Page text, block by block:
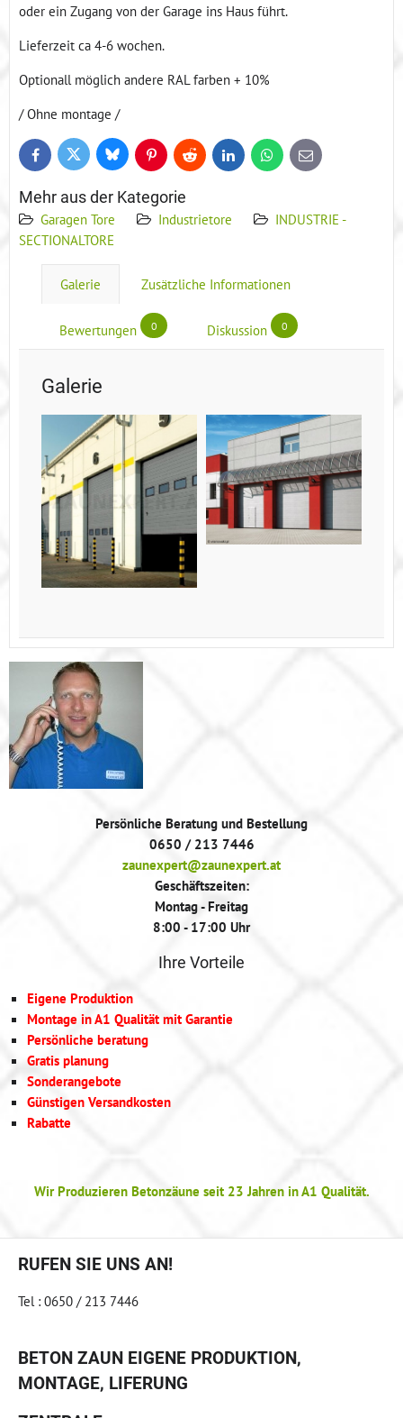
oder ein Zugang von der Garage ins Haus führt.
Lieferzeit ca 4-6 wochen.
Optionall möglich andere RAL farben + 10%
/ Ohne montage /
FacebookTwitter BlueskyPinterestReddit LinkedInWhatsApp
E-
mail
Mehr aus der Kategorie
Garagen Tore Industrietore
INDUSTRIE -
SECTIONALTORE
Galerie Zusätzliche Informationen
Bewertungen 0 Diskussion 0
Galerie
Persönliche Beratung und Bestellung
0650 / 213 7446
zaunexpert@zaunexpert.at
Geschäftszeiten:
Montag - Freitag
8:00 - 17:00 Uhr
Ihre Vorteile
Eigene Produktion
Montage in A1 Qualität mit Garantie
Persönliche beratung
Gratis planung
Sonderangebote
Günstigen Versandkosten
Rabatte
Wir Produzieren Betonzäune seit 23 Jahren in A1 Qualität.
RUFEN SIE UNS AN!
Tel : 0650 / 213 7446
BETON ZAUN EIGENE PRODUKTION,
MONTAGE, LIFERUNG